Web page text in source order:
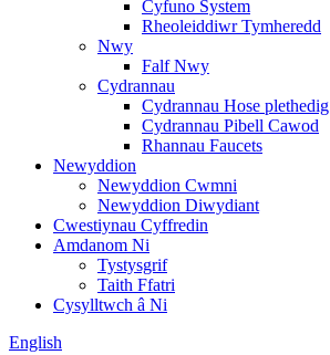
Cyfuno System
Rheoleiddiwr Tymheredd
Nwy
Falf Nwy
Cydrannau
Cydrannau Hose plethedig
Cydrannau Pibell Cawod
Rhannau Faucets
Newyddion
Newyddion Cwmni
Newyddion Diwydiant
Cwestiynau Cyffredin
Amdanom Ni
Tystysgrif
Taith Ffatri
Cysylltwch â Ni
English